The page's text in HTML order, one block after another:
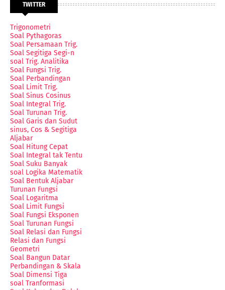
TWITTER
Trigonometri
Soal Pythagoras
Soal Persamaan Trig.
Soal Segitiga Segi-n
soal Trig. Analitika
Soal Fungsi Trig.
Soal Perbandingan
Soal Limit Trig.
Soal Sinus Cosinus
Soal Integral Trig.
Soal Turunan Trig.
Soal Garis dan Sudut
sinus, Cos & Segitiga
Aljabar
Soal Hitung Cepat
Soal Integral tak Tentu
Soal Suku Banyak
soal Logika Matematik
Soal Bentuk Aljabar
Turunan Fungsi
Soal Logaritma
Soal Limit Fungsi
Soal Fungsi Eksponen
Soal Turunan Fungsi
Soal Relasi dan Fungsi
Relasi dan Fungsi
Geometri
Soal Bangun Datar
Perbandingan & Skala
Soal Dimensi Tiga
soal Tranformasi